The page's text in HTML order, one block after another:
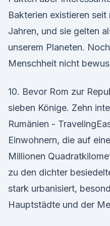
Bakterien existieren
Jahren, und sie gelten
unserem Planeten.
Menschheit nicht
10. Bevor Rom zur
sieben Könige. Zehn
Rumänien -
Einwohnern, die auf
Millionen
zu den dichter
stark urbanisiert,
Hauptstädte und der